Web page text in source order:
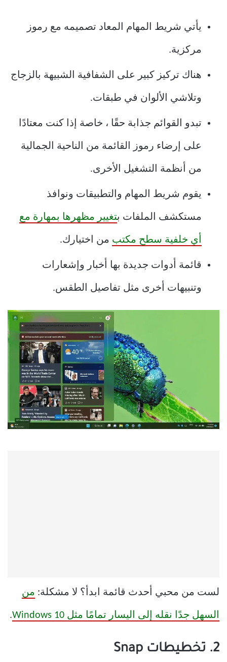
يأتي شريط المهام المعاد تصميمه مع رموز
مركزية.
هناك تركيز كبير على الشفافية الشبيهة بالزجاج
وتلاشي الألوان في طبقات.
تبدو القوائم جذابة حقًا ، خاصة إذا كنت معتادًا
على إرضاء رموز القائمة من الناحية الجمالية
من أنظمة التشغيل الأخرى.
يقوم شريط المهام والتطبيقات ونوافذ
مستكشف الملفات بتغيير مظهرها بمهارة مع
أي خلفية سطح مكتب من اختيارك.
قائمة أدوات جديدة بها أخبار وإشعارات
وتنبيهات أخرى مثل تفاصيل الطقس.
لست من محبي أحدث قائمة ابدأ؟ لا مشكلة: من
السهل جدًا نقله إلى اليسار تمامًا مثل Windows 10 .
2. تخطيطات Snap